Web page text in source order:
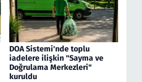
DOA Sistemi'nde toplu
iadelere ilişkin "Sayma ve
Doğrulama Merkezleri"
kuruldu